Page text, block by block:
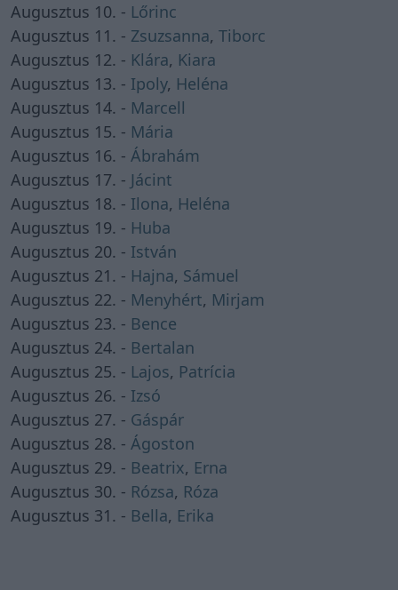
Augusztus 10. - Lőrinc
Augusztus 11. - Zsuzsanna, Tiborc
Augusztus 12. - Klára, Kiara
Augusztus 13. - Ipoly, Heléna
Augusztus 14. - Marcell
Augusztus 15. - Mária
Augusztus 16. - Ábrahám
Augusztus 17. - Jácint
Augusztus 18. - Ilona, Heléna
Augusztus 19. - Huba
Augusztus 20. - István
Augusztus 21. - Hajna, Sámuel
Augusztus 22. - Menyhért, Mirjam
Augusztus 23. - Bence
Augusztus 24. - Bertalan
Augusztus 25. - Lajos, Patrícia
Augusztus 26. - Izsó
Augusztus 27. - Gáspár
Augusztus 28. - Ágoston
Augusztus 29. - Beatrix, Erna
Augusztus 30. - Rózsa, Róza
Augusztus 31. - Bella, Erika